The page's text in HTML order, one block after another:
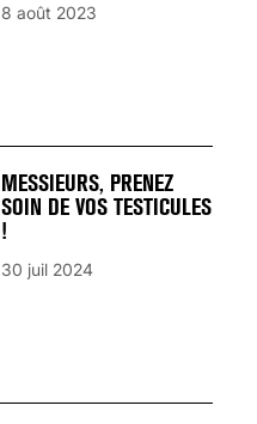
8 août 2023
MESSIEURS, PRENEZ
SOIN DE VOS TESTICULES
!
30 juil 2024